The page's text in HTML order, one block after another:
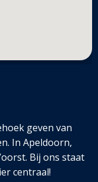
geven van
In Apeldoorn,
Bij ons staat
centraal!